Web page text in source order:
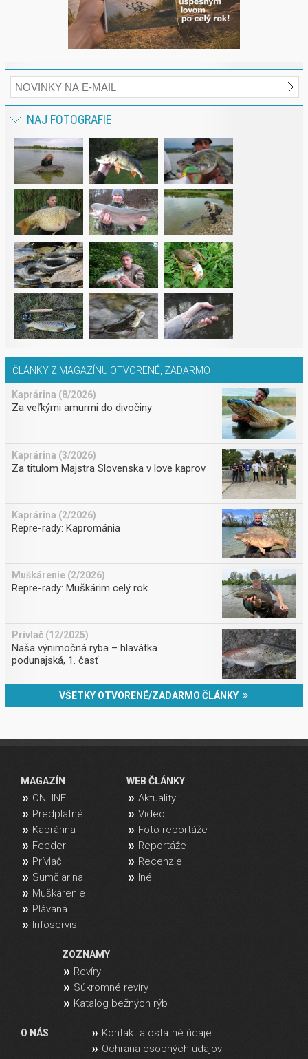
NAJ FOTOGRAFIE
ČLÁNKY Z MAGAZÍNU OTVORENÉ, ZADARMO
Kaprárina (8/2026)
Za veľkými amurmi do divočiny
Kaprárina (3/2026)
Za titulom Majstra Slovenska v love kaprov
Kaprárina (2/2026)
Repre-rady: Kaprománia
Muškárenie (2/2026)
Repre-rady: Muškárim celý rok
Prívlač (12/2025)
Naša výnimočná ryba – hlavátka
podunajská, 1. časť
VŠETKY OTVORENÉ/ZADARMO ČLÁNKY
MAGAZÍN
ONLINE
Predplatné
Kaprárina
Feeder
Prívlač
Sumčiarina
Muškárenie
Plávaná
Infoservis
WEB ČLÁNKY
Aktuality
Video
Foto reportáže
Reportáže
Recenzie
Iné
ZOZNAMY
Revíry
Súkromné revíry
Katalóg bežných rýb
O NÁS
Kontakt a ostatné údaje
Ochrana osobných údajov